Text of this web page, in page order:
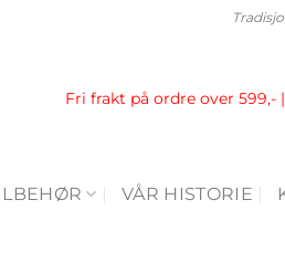
Fri frakt på ordre over 599,-
VÅR HISTORIE